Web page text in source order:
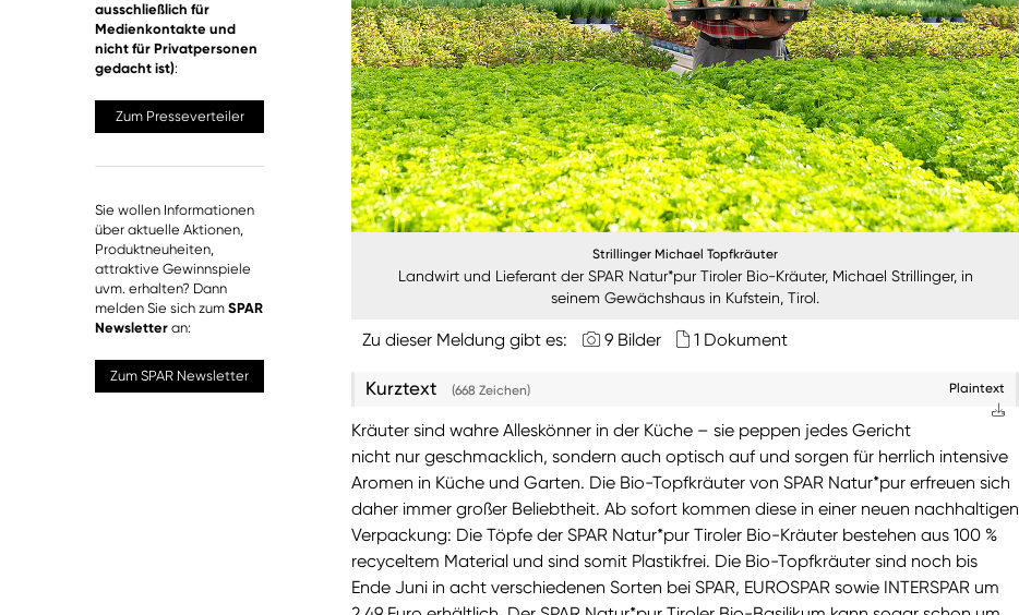
ausschließlich für
Medienkontakte und
nicht für Privatpersonen
gedacht ist):
Zum Presseverteiler
Sie wollen Informationen
über aktuelle Aktionen,
Produktneuheiten,
attraktive Gewinnspiele
uvm. erhalten? Dann
melden Sie sich zum SPAR
Newsletter an:
Zum SPAR Newsletter
Strillinger Michael Topfkräuter
Landwirt und Lieferant der SPAR Natur*pur Tiroler Bio-Kräuter, Michael Strillinger, in
seinem Gewächshaus in Kufstein, Tirol.
Zu dieser Meldung gibt es: 9 Bilder 1 Dokument
Kurztext (668 Zeichen) Plaintext
Kräuter sind wahre Alleskönner in der Küche – sie peppen jedes Gericht
nicht nur geschmacklich, sondern auch optisch auf und sorgen für herrlich intensive
Aromen in Küche und Garten. Die Bio-Topfkräuter von SPAR Natur*pur erfreuen sich
daher immer großer Beliebtheit. Ab sofort kommen diese in einer neuen nachhaltigen
Verpackung: Die Töpfe der SPAR Natur*pur Tiroler Bio-Kräuter bestehen aus 100 %
recyceltem Material und sind somit Plastikfrei. Die Bio-Topfkräuter sind noch bis
Ende Juni in acht verschiedenen Sorten bei SPAR, EUROSPAR sowie INTERSPAR um